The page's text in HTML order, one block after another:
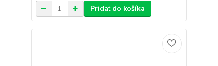
Pridať do košíka